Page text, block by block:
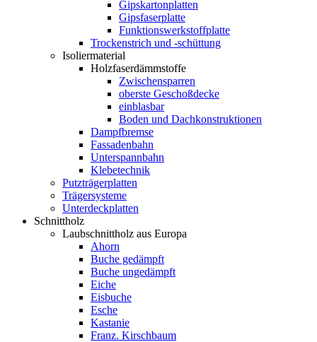
Gipskartonplatten
Gipsfaserplatte
Funktionswerkstoffplatte
Trockenstrich und -schüttung
Isoliermaterial
Holzfaserdämmstoffe
Zwischensparren
oberste Geschoßdecke
einblasbar
Boden und Dachkonstruktionen
Dampfbremse
Fassadenbahn
Unterspannbahn
Klebetechnik
Putzträgerplatten
Trägersysteme
Unterdeckplatten
Schnittholz
Laubschnittholz aus Europa
Ahorn
Buche gedämpft
Buche ungedämpft
Eiche
Eisbuche
Esche
Kastanie
Franz. Kirschbaum